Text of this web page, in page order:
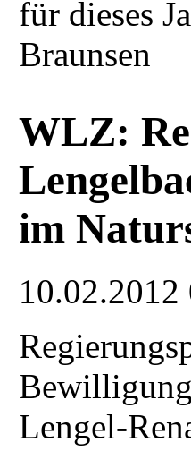
für dieses
Braunsen
WLZ:
im
10.02.2012
Lengel-